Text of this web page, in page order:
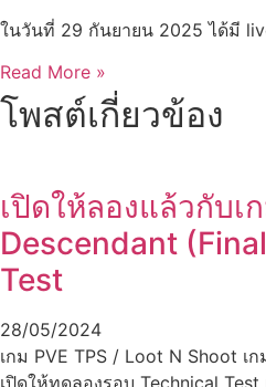
ในวันที่ 29 กันยายน 2025 ได้มี
Read More »
โพสต์เกี่ยวข้อง
เปิดให้ลองแล้วกับเ
Descendant
Test
28/05/2024
เกม PVE TPS / Loot N Shoot เ